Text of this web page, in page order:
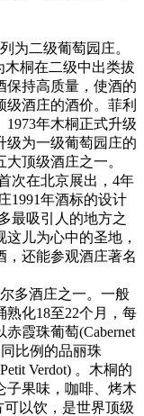
为二级葡萄园庄。
木桐在二级中出类拔
保持高质量，使酒的
酒庄的酒价。菲利
年木桐正式升级
级为一级葡萄园庄的
顶级酒庄之一。
次在北京展出，4年
1991年酒标的设计
最吸引人的地方之
儿为心中的圣地，
，还能参观酒庄著名
多酒庄之一。一般
熟化18至22个月，每
霞珠葡萄(Cabernet
比例的品丽珠
Verdot) 。木桐的
子果味，咖啡、烤木
以饮，是世界顶级